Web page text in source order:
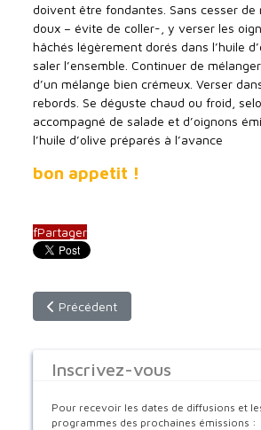
doivent être fondantes. Sans cesser de
doux – évite de coller-, y verser les
hâchés légèrement dorés dans l’huile
saler l’ensemble. Continuer de
d’un mélange bien crémeux. Verser
rebords. Se déguste chaud ou froid,
accompagné de salade et d’oignons
l’huile d’olive préparés à l’avance
bon appetit !
fPartager
Article précédent : Jeune de Ninive
Précédent
Inscrivez-vous
Pour recevoir les dates de diffusions et
programmes des prochaines émissions :